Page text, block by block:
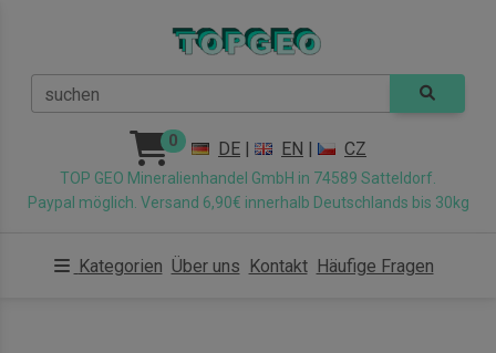
suchen
0 DE | EN | CZ
TOP GEO Mineralienhandel GmbH in 74589 Satteldorf.
Paypal möglich. Versand 6,90€ innerhalb Deutschlands bis 30kg
Kategorien Über uns Kontakt Häufige Fragen